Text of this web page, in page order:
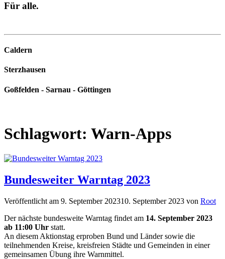
Für alle.
Caldern
Sterzhausen
Goßfelden - Sarnau - Göttingen
Schlagwort: Warn-Apps
Bundesweiter Warntag 2023
Veröffentlicht am 9. September 202310. September 2023 von Root
Der nächste bundesweite Warntag findet am 14. September 2023
ab 11:00 Uhr statt.
An diesem Aktionstag erproben Bund und Länder sowie die
teilnehmenden Kreise, kreisfreien Städte und Gemeinden in einer
gemeinsamen Übung ihre Warnmittel.